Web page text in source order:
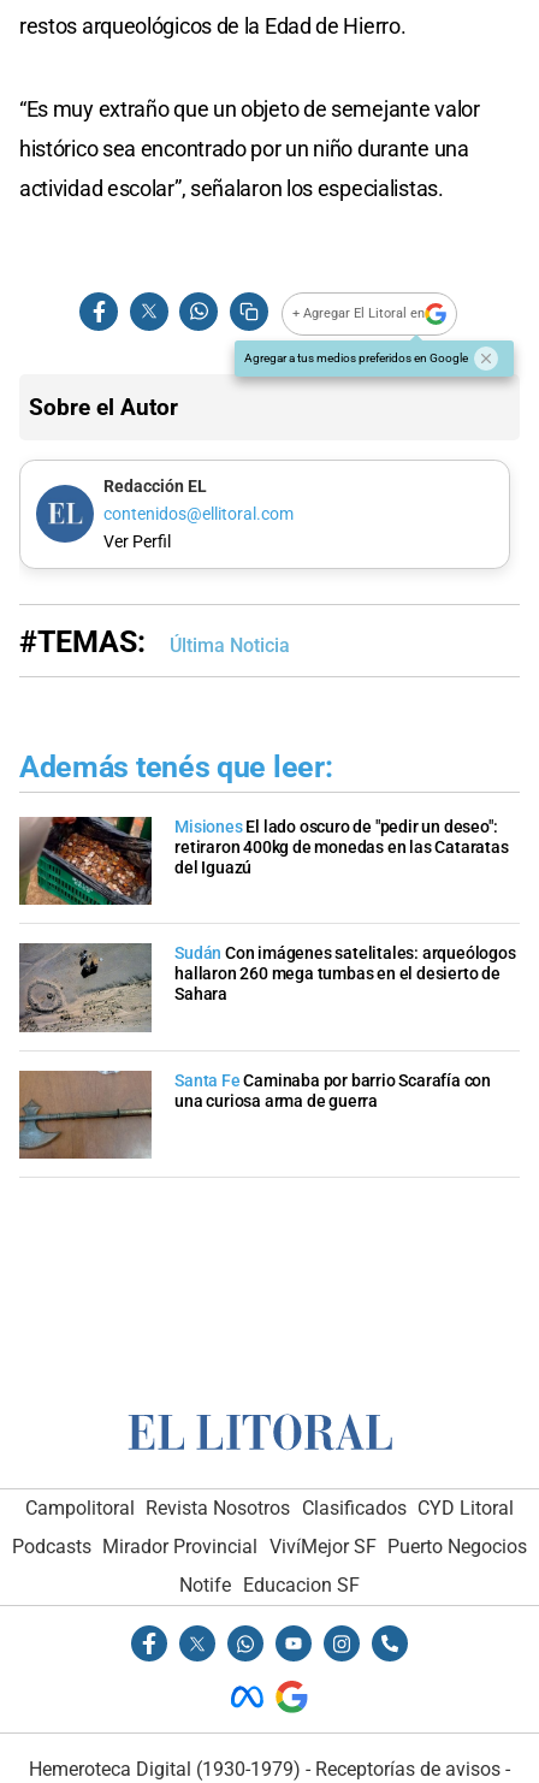
restos arqueológicos de la Edad de Hierro.
“Es muy extraño que un objeto de semejante valor
histórico sea encontrado por un niño durante una
actividad escolar”, señalaron los especialistas.
+ Agregar El Litoral en
Agregar a tus medios preferidos en Google
Sobre el Autor
Redacción EL
contenidos@ellitoral.com
Ver Perfil
#TEMAS: Última Noticia
Además tenés que leer:
Misiones El lado oscuro de "pedir un deseo":
retiraron 400kg de monedas en las Cataratas
del Iguazú
Sudán Con imágenes satelitales: arqueólogos
hallaron 260 mega tumbas en el desierto de
Sahara
Santa Fe Caminaba por barrio Scarafía con
una curiosa arma de guerra
Campolitoral Revista Nosotros Clasificados CYD Litoral
Podcasts Mirador Provincial VivíMejor SF Puerto Negocios
Notife Educacion SF
Hemeroteca Digital (1930-1979) - Receptorías de avisos -